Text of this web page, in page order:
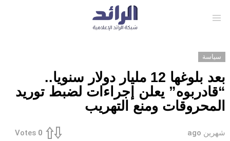
سياسة
بعد بلوغها 12 مليار دولار سنويا..
“قادربوه” يعلن إجراءات لضبط توريد
المحروقات ومنع التهريب
شهرين ago 0
Votes